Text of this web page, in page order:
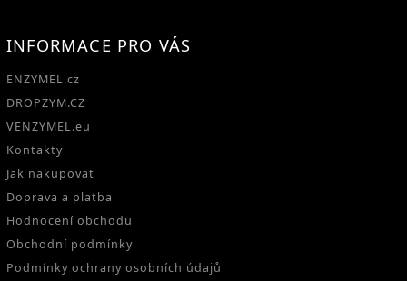
INFORMACE PRO VÁS
ENZYMEL.cz
DROPZYM.CZ
VENZYMEL.eu
Kontakty
Jak nakupovat
Doprava a platba
Hodnocení obchodu
Obchodní podmínky
Podmínky ochrany osobních údajů